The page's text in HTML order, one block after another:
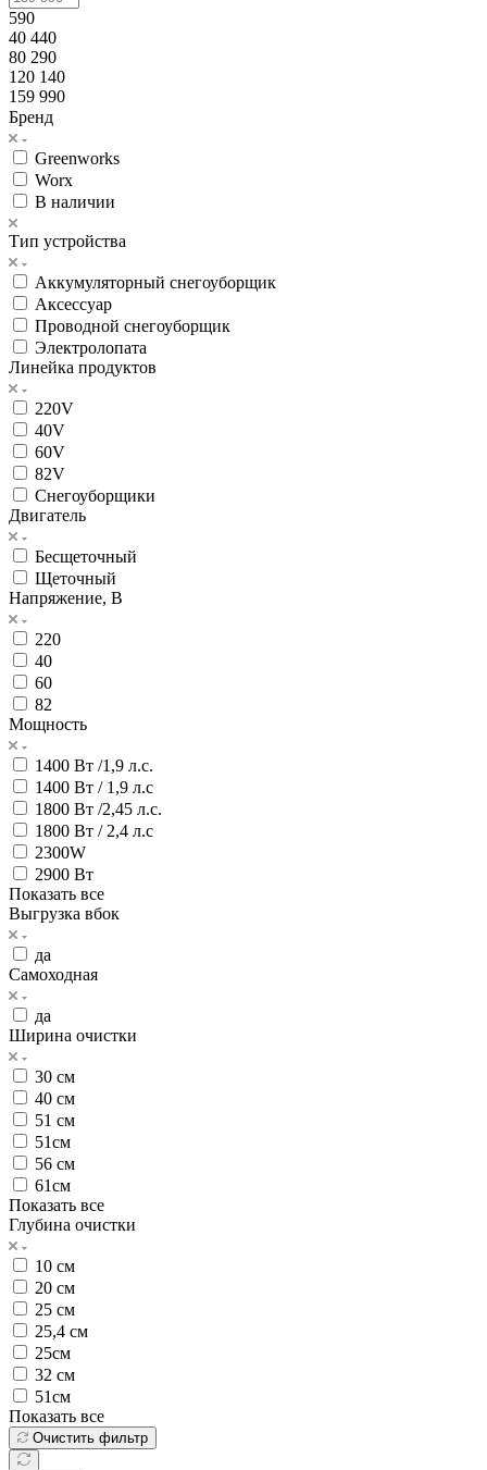
590
40 440
80 290
120 140
159 990
Бренд
Greenworks
Worx
В наличии
Тип устройства
Аккумуляторный снегоуборщик
Аксессуар
Проводной снегоуборщик
Электролопата
Линейка продуктов
220V
40V
60V
82V
Снегоуборщики
Двигатель
Бесщеточный
Щеточный
Напряжение, В
220
40
60
82
Мощность
1400 Вт /1,9 л.с.
1400 Вт / 1,9 л.с
1800 Вт /2,45 л.с.
1800 Вт / 2,4 л.с
2300W
2900 Вт
Показать все
Выгрузка вбок
да
Самоходная
да
Ширина очистки
30 см
40 см
51 см
51см
56 см
61см
Показать все
Глубина очистки
10 см
20 см
25 см
25,4 см
25см
32 см
51см
Показать все
Очистить фильтр